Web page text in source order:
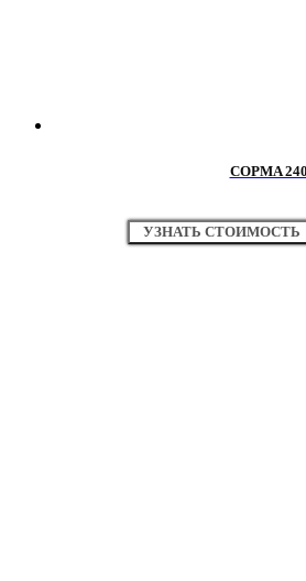
COPMA 240
УЗНАТЬ СТОИМОСТЬ